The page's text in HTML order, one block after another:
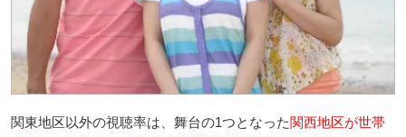
関東地区以外の視聴率は、舞台の1つとなった関西地区が世帯